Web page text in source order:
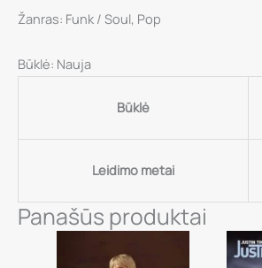
Žanras: Funk / Soul, Pop
Būklė: Nauja
Būklė
Leidimo metai
Panašūs produktai